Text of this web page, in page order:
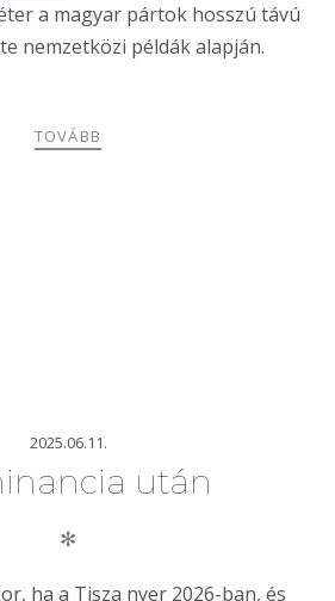
a magyar pártok hosszú távú
nemzetközi példák alapján.
TOVÁBB
2025.06.11.
után
✻
ha a Tisza nyer 2026-ban, és